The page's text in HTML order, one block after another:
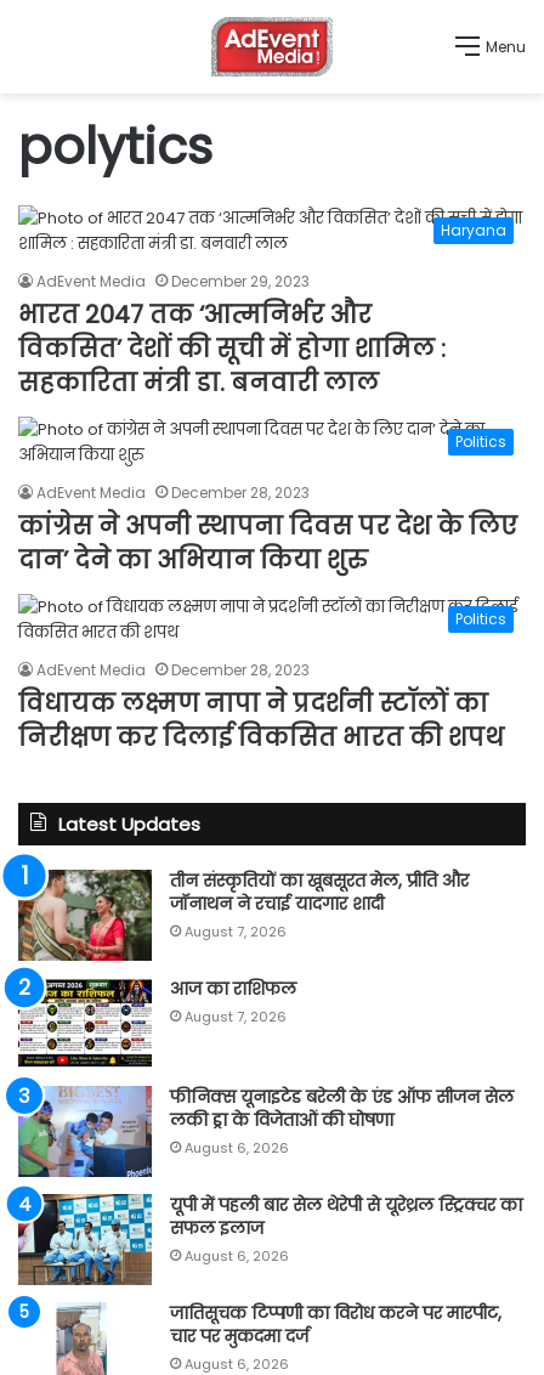
Menu
polytics
Haryana
AdEvent Media December 29, 2023
भारत 2047 तक ‘आत्मनिर्भर और
विकसित’ देशों की सूची में होगा शामिल :
सहकारिता मंत्री डा. बनवारी लाल
Politics
AdEvent Media December 28, 2023
कांग्रेस ने अपनी स्थापना दिवस पर देश के लिए
दान’ देने का अभियान किया शुरु
Politics
AdEvent Media December 28, 2023
विधायक लक्ष्मण नापा ने प्रदर्शनी स्टॉलों का
निरीक्षण कर दिलाई विकसित भारत की शपथ
Latest Updates
तीन संस्कृतियों का खूबसूरत मेल, प्रीति और
जॉनाथन ने रचाई यादगार शादी
August 7, 2026
आज का राशिफल
August 7, 2026
फीनिक्स यूनाइटेड बरेली के एंड ऑफ सीजन सेल
लकी ड्रा के विजेताओं की घोषणा
August 6, 2026
यूपी में पहली बार सेल थेरेपी से यूरेथ्रल स्ट्रिक्चर का
सफल इलाज
August 6, 2026
जातिसूचक टिप्पणी का विरोध करने पर मारपीट,
चार पर मुकदमा दर्ज
August 6, 2026